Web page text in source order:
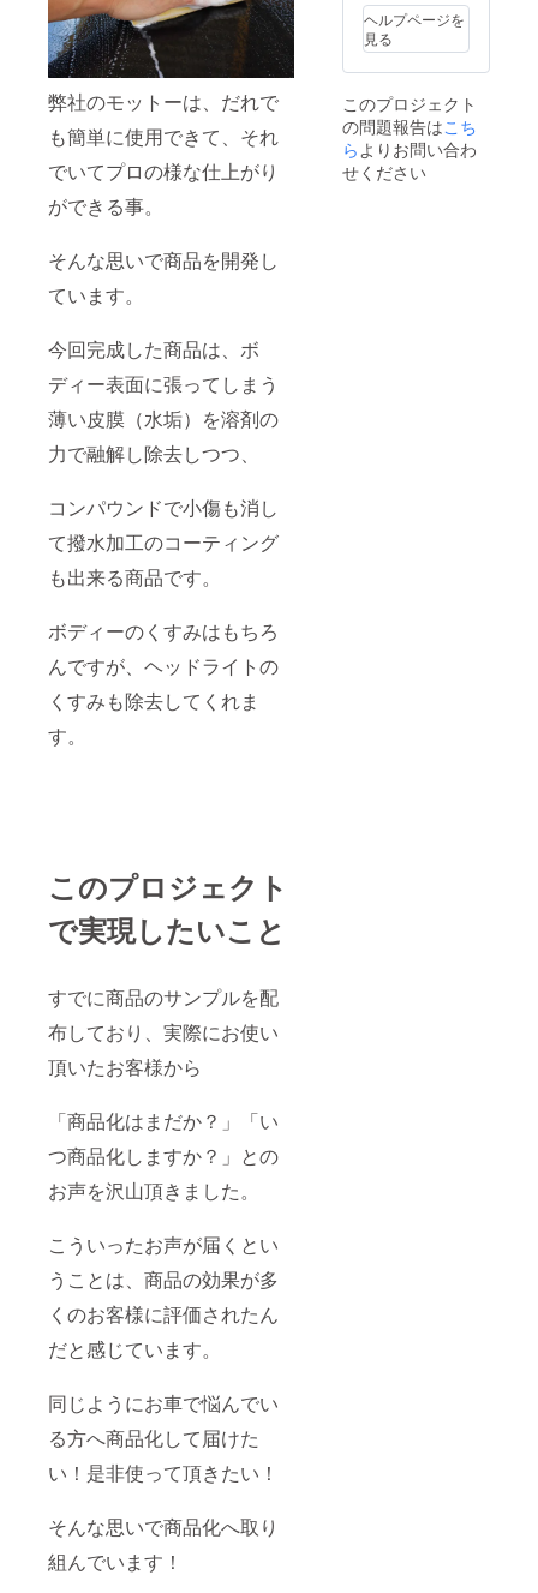
弊社のモットーは、だれで
も簡単に使用できて、それ
でいてプロの様な仕上がり
ができる事。
そんな思いで商品を開発し
ています。
今回完成した商品は、ボ
ディー表面に張ってしまう
薄い皮膜（水垢）を溶剤の
力で融解し除去しつつ、
コンパウンドで小傷も消し
て撥水加工のコーティング
も出来る商品です。
ボディーのくすみはもちろ
んですが、ヘッドライトの
くすみも除去してくれま
す。
このプロジェクト
で実現したいこと
すでに商品のサンプルを配
布しており、実際にお使い
頂いたお客様から
「商品化はまだか？」「い
つ商品化しますか？」との
お声を沢山頂きました。
こういったお声が届くとい
うことは、商品の効果が多
くのお客様に評価されたん
だと感じています。
同じようにお車で悩んでい
る方へ商品化して届けた
い！是非使って頂きたい！
そんな思いで商品化へ取り
組んでいます！
ヘルプページを
見る
このプロジェクト
の問題報告はこち
らよりお問い合わ
せください